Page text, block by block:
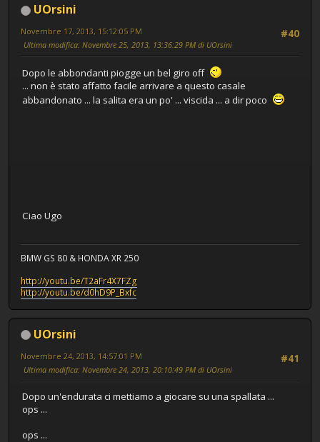
UOrsini
#40
Novembre 17, 2013, 15:12:05 PM
Ultima modifica: Novembre 25, 2013, 13:36:29 PM di UOrsini
Dopo le abbondanti piogge un bel giro off
... non è stato affatto facile arrivare a questo casale
abbandonato ... la salita era un po' ... viscida ... a dir poco
Ciao Ugo
BMW GS 80 & HONDA XR 250
http://youtu.be/T2aFr4X7FZg
http://youtu.be/d0hD9P_Bxfc
UOrsini
#41
Novembre 24, 2013, 14:57:01 PM
Ultima modifica: Novembre 24, 2013, 20:10:49 PM di UOrsini
Dopo un'endurata ci mettiamo a giocare su una spallata ...
ops ...
ops ...